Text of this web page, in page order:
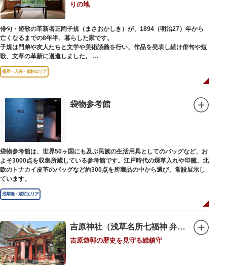
りの地
俳句・短歌の革新者正岡子規（まさおかしき）が、1894（明治27）年から
亡くなるまでの8年半、暮らした家です。
子規は門弟や友人たちと文学や美術談義を行い、作品を発表し続け俳句や短
歌、文章の革新に邁進しました。
故郷松山より母と妹を呼び寄せ、結核に苦しみながらも34歳で亡くなるまで
精力的に文学作品を創作し続けた場所でもあります。
ま再建され、現在の庵は東京都指定史跡として明治の雰囲気が体感できる魅
力的な空間となっています。
子規が病室兼書斎にしていた「病牀六尺の間」などを復元しており、明治の
暮らしだけでなく創作の様子を偲ぶことができます。現在、一般のボランテ
ィア団体により大切に維持・保存されています。
根岸・入谷・金杉エリア
袋物参考館
袋物参考館は、世界50ヶ国にも及ぶ民族の生活用具としてのバッグなど、お
よそ3000点を収集所蔵している参考館です。江戸時代の煙草入れや印籠、北
欧のトナカイ皮革のバッグなど約300点を所蔵品の中から選び、常設展示し
ています。
浅草橋・蔵前エリア
吉原神社（浅草名所七福神 弁財天）
吉原遊郭の歴史を見守る総鎮守